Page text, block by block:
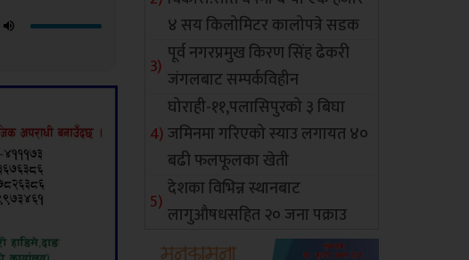
४ सय किलोमिटर कालोपत्रे सडक
पूर्व नगरप्रमुख किरण सिंह ढेकरी
जंगलबाट सम्पर्कविहीन
घोराही-११,पलासिपुरको ३ बिघा
जमिनमा गरिएको स्याउ लगायत ४०
बढी फलफूलका खेती
देशका विभिन्न स्थानबाट
लागुऔषधसहित २० जना पक्राउ